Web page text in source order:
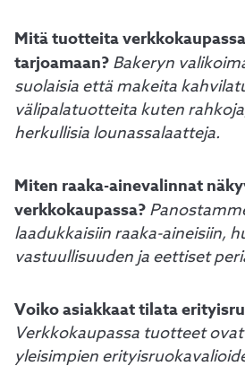
Mitä tuotteita
tarjoamaan? Bakeryn
suolaisia että makeita
välipalatuotteita kuten
herkullisia lounassalaatteja.
Miten raaka-ainevalinnat
verkkokaupassa?
laadukkaisiin raaka-aineisiin,
vastuullisuuden ja eettiset
Voiko asiakkaat tilata
Verkkokaupassa tuotteet
yleisimpien